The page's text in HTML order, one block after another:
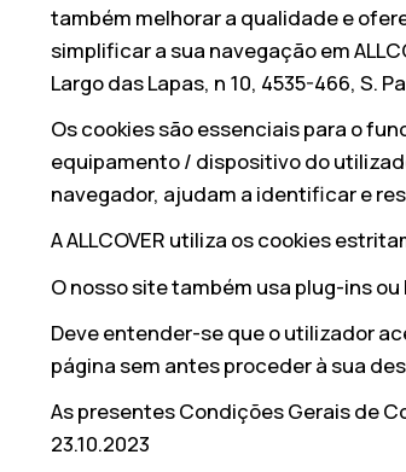
também melhorar a qualidade e
simplificar a sua navegação em
Largo das Lapas, n 10, 4535-466, S.
Os cookies são essenciais para o
equipamento / dispositivo do
navegador, ajudam a identificar e
A ALLCOVER utiliza os cookies
O nosso site também usa plug-ins
Deve entender-se que o utilizador
página sem antes proceder à sua
As presentes Condições Gerais de
23.10.2023